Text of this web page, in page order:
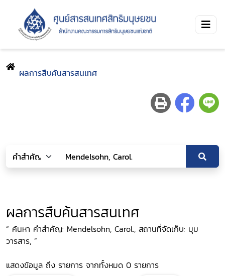
ผลการสืบค้นสารสนเทศ
ผลการสืบค้นสารสนเทศ
“ ค้นหา คำสำคัญ: Mendelsohn, Carol., สถานที่จัดเก็บ: มุม
วารสาร, ”
แสดงข้อมูล ถึง รายการ จากทั้งหมด 0 รายการ